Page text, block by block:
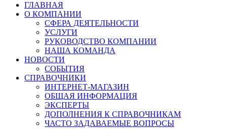
ГЛАВНАЯ
О КОМПАНИИ
СФЕРА ДЕЯТЕЛЬНОСТИ
УСЛУГИ
РУКОВОДСТВО КОМПАНИИ
НАША КОМАНДА
НОВОСТИ
СОБЫТИЯ
СПРАВОЧНИКИ
ИНТЕРНЕТ-МАГАЗИН
ОБЩАЯ ИНФОРМАЦИЯ
ЭКСПЕРТЫ
ДОПОЛНЕНИЯ К СПРАВОЧНИКАМ
ЧАСТО ЗАДАВАЕМЫЕ ВОПРОСЫ